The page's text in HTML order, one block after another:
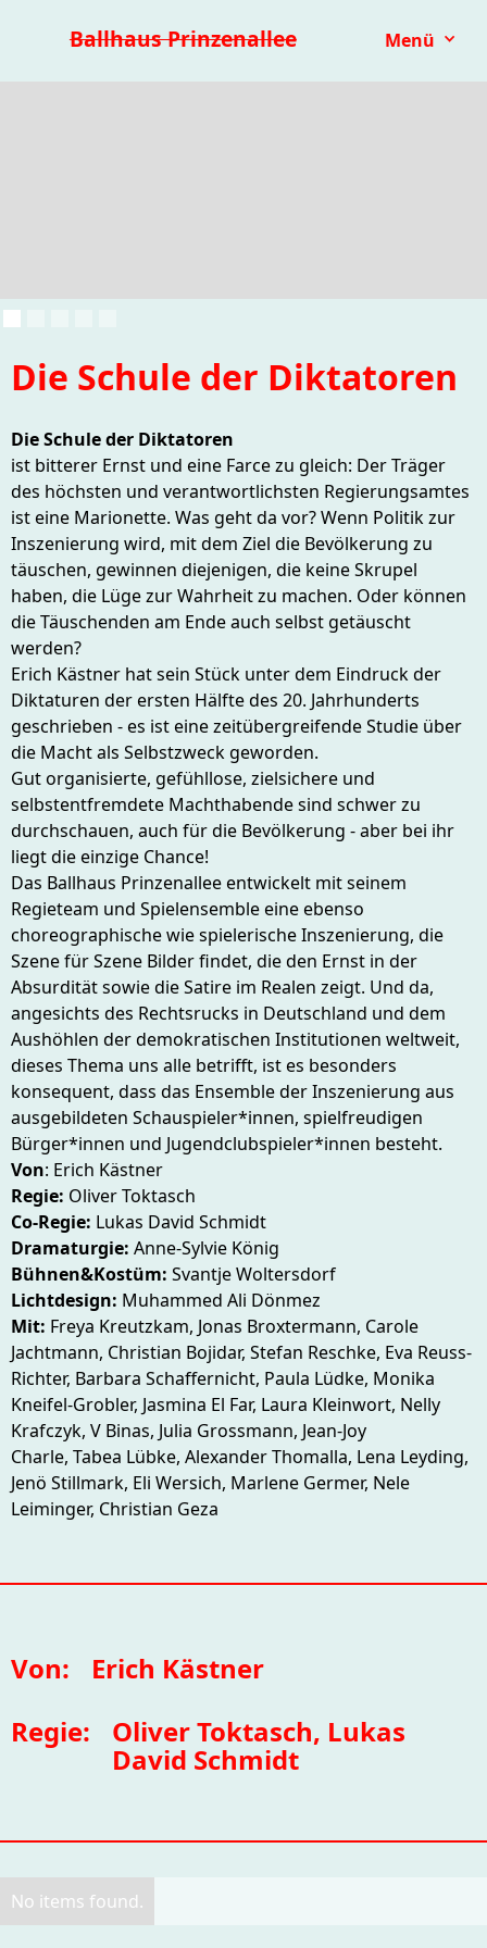
Ballhaus Prinzenallee Menü
Kinder- & Jugendtheater mit.mach.bühne
Die Schule der Diktatoren
Die Schule der Diktatoren
ist bitterer Ernst und eine Farce zu gleich: Der Träger
des höchsten und verantwortlichsten Regierungsamtes
ist eine Marionette. Was geht da vor? Wenn Politik zur
Inszenierung wird, mit dem Ziel die Bevölkerung zu
täuschen, gewinnen diejenigen, die keine Skrupel
haben, die Lüge zur Wahrheit zu machen. Oder können
die Täuschenden am Ende auch selbst getäuscht
werden?
Erich Kästner hat sein Stück unter dem Eindruck der
Diktaturen der ersten Hälfte des 20. Jahrhunderts
geschrieben - es ist eine zeitübergreifende Studie über
die Macht als Selbstzweck geworden.
Gut organisierte, gefühllose, zielsichere und
selbstentfremdete Machthabende sind schwer zu
durchschauen, auch für die Bevölkerung - aber bei ihr
liegt die einzige Chance!
Das Ballhaus Prinzenallee entwickelt mit seinem
Regieteam und Spielensemble eine ebenso
choreographische wie spielerische Inszenierung, die
Szene für Szene Bilder findet, die den Ernst in der
Absurdität sowie die Satire im Realen zeigt. Und da,
angesichts des Rechtsrucks in Deutschland und dem
Aushöhlen der demokratischen Institutionen weltweit,
dieses Thema uns alle betrifft, ist es besonders
konsequent, dass das Ensemble der Inszenierung aus
ausgebildeten Schauspieler*innen, spielfreudigen
Bürger*innen und Jugendclubspieler*innen besteht.
Von: Erich Kästner
Regie: Oliver Toktasch
Co-Regie: Lukas David Schmidt
Dramaturgie: Anne-Sylvie König
Bühnen&Kostüm: Svantje Woltersdorf
Lichtdesign: Muhammed Ali Dönmez
Mit: Freya Kreutzkam, Jonas Broxtermann, Carole
Jachtmann, Christian Bojidar, Stefan Reschke, Eva Reuss-
Richter, Barbara Schaffernicht, Paula Lüdke, Monika
Kneifel-Grobler, Jasmina El Far, Laura Kleinwort, Nelly
Krafczyk, V Binas, Julia Grossmann, Jean-Joy
Charle, Tabea Lübke, Alexander Thomalla, Lena Leyding,
Jenö Stillmark, Eli Wersich, Marlene Germer, Nele
Leiminger, Christian Geza
Von:
Erich Kästner
Regie:
Oliver Toktasch, Lukas
David Schmidt
No items found.